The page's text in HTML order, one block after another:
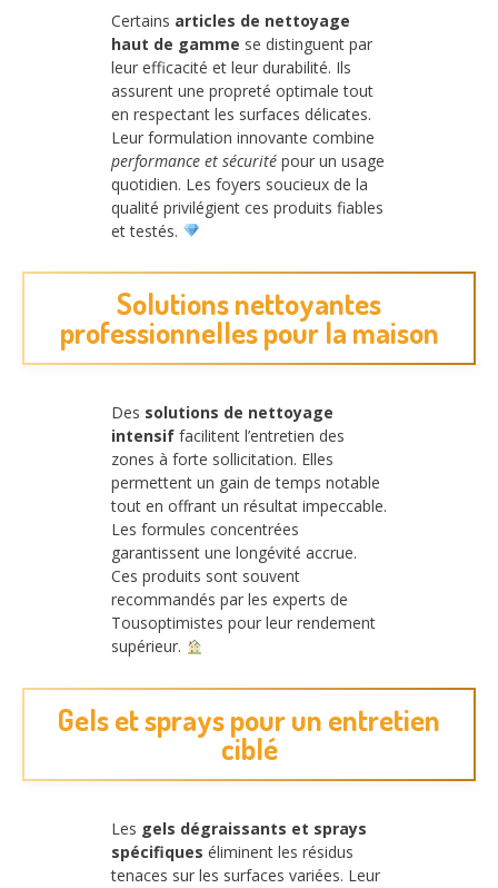
Certains articles de nettoyage
haut de gamme se distinguent par
leur efficacité et leur durabilité. Ils
assurent une propreté optimale tout
en respectant les surfaces délicates.
Leur formulation innovante combine
performance et sécurité pour un usage
quotidien. Les foyers soucieux de la
qualité privilégient ces produits fiables
et testés.
Solutions nettoyantes
professionnelles pour la maison
Des solutions de nettoyage
intensif facilitent l’entretien des
zones à forte sollicitation. Elles
permettent un gain de temps notable
tout en offrant un résultat impeccable.
Les formules concentrées
garantissent une longévité accrue.
Ces produits sont souvent
recommandés par les experts de
Tousoptimistes pour leur rendement
supérieur.
Gels et sprays pour un entretien
ciblé
Les gels dégraissants et sprays
spécifiques éliminent les résidus
tenaces sur les surfaces variées. Leur